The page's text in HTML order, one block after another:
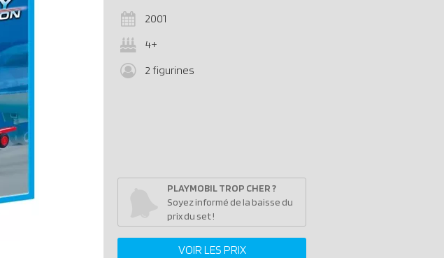
2001
4+
2 figurines
PLAYMOBIL TROP CHER ?
Soyez informé de la baisse du
prix du set !
VOIR LES PRIX